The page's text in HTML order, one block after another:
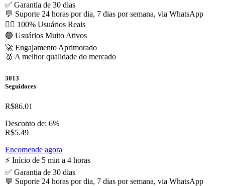
✅ Garantia de 30 dias
💬 Suporte 24 horas por dia, 7 dias por semana, via WhatsApp
🙋‍♂️ 100% Usuários Reais
🟢 Usuários Muito Ativos
🚀 Engajamento Aprimorado
🥇 A melhor qualidade do mercado
3013
Seguidores
R$86.01
Desconto de: 6%
R$5.49
Encomende agora
⚡️ Início de 5 min a 4 horas
✅ Garantia de 30 dias
💬 Suporte 24 horas por dia, 7 dias por semana, via WhatsApp